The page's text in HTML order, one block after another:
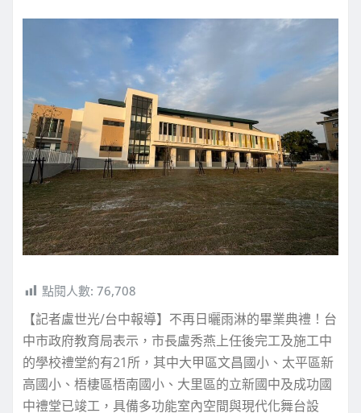
點閱人數: 76,708
【記者盧世光/台中報導】不再日曬雨淋的畢業典禮！台
中市政府教育局表示，市長盧秀燕上任後完工及施工中
的學校禮堂約有21所，其中大甲區文昌國小、太平區新
高國小、梧棲區梧南國小、大里區的立新國中及成功國
中禮堂已竣工，具備多功能室內空間與現代化舞台設